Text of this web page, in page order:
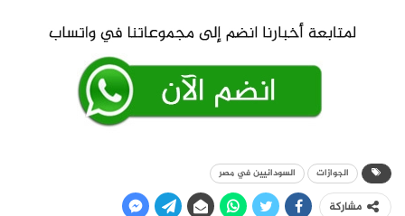
الجوازات السودانيين في مصر
مشاركة